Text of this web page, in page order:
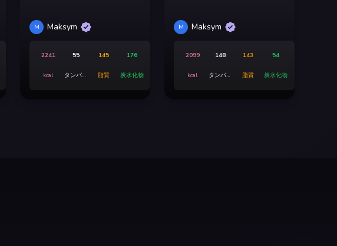
M Maksym
2241
kcal
55
タンパク
145
脂質
176
炭水化物
M Maksym
2099
kcal
148
タンパク
143
脂質
54
炭水化物